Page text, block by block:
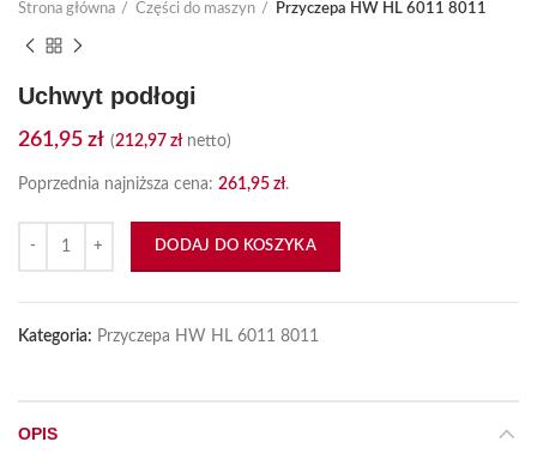
Strona główna Części do maszyn Przyczepa HW HL 6011 8011
Uchwyt podłogi
261,95 zł (212,97 złnetto)
Poprzednia najniższa cena: 261,95 zł.
DODAJ DO KOSZYKA
Kategoria: Przyczepa HW HL 6011 8011
OPIS